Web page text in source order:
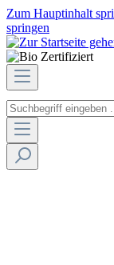
Zum Hauptinhalt
springen